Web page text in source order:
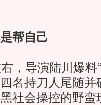
帮自己
导演陆川爆料“
名持刀人尾随并
社会操控的野蛮